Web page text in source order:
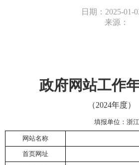
日期：2025-01-
来源：
政府网站工作
（2024年度）
填报单位： 浙
网站名称
首页网址